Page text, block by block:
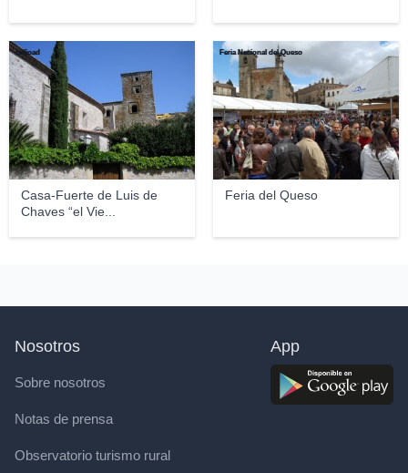
Casa-Fuerte de Luis de
Chaves “el Vie...
mi§oad
Feria del Queso
Feria Nacional del Queso
Nosotros
Sobre nosotros
Notas de prensa
Observatorio turismo rural
App